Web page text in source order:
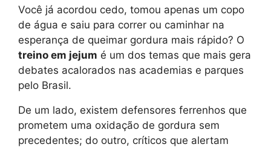
Você já acordou cedo, tomou apenas um copo
de água e saiu para correr ou caminhar na
esperança de queimar gordura mais rápido? O
treino em jejum é um dos temas que mais gera
debates acalorados nas academias e parques
pelo Brasil.
De um lado, existem defensores ferrenhos que
prometem uma oxidação de gordura sem
precedentes; do outro, críticos que alertam